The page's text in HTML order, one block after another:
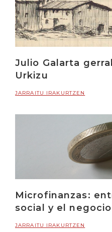
Julio Galarta
Urkizu
JARRAITU IRAKURTZEN
Microfinanzas:
social y el negocio
JARRAITU IRAKURTZEN